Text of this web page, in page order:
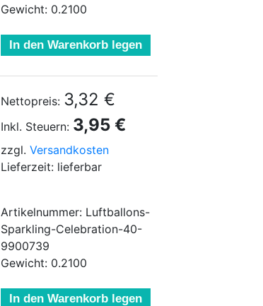
Gewicht: 0.2100
In den Warenkorb legen
Nettopreis: 3,32 €
Inkl. Steuern: 3,95 €
zzgl. Versandkosten
Lieferzeit: lieferbar
Artikelnummer: Luftballons-
Sparkling-Celebration-40-
9900739
Gewicht: 0.2100
In den Warenkorb legen